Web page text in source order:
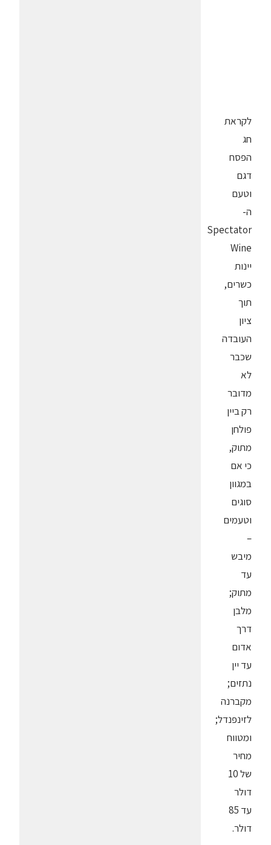
לקראת
חג
הפסח
דגם
וטעם
ה-
Spectator
Wine
יינות
כשרים,
תוך
ציון
העובדה
שכבר
לא
מדובר
רק ביין
פולחן
מתוק,
כי אם
במגוון
סוגים
וטעמים
–
מיבש
עד
מתוק;
מלבן
דרך
אדום
עד יין
נתזים;
מקברנה
לזינפנדל;
ומטווח
מחיר
של 10
דולר
עד 85
דולר.